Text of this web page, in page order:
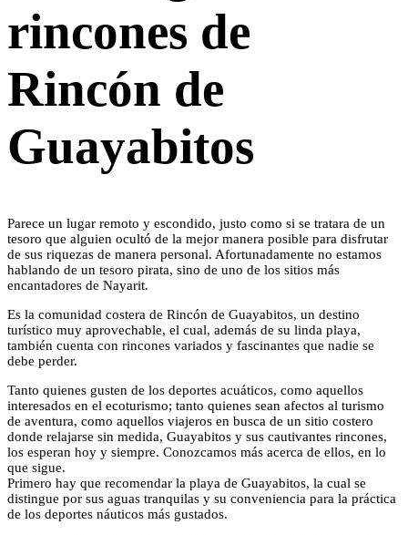
rincones de
Rincón de
Guayabitos
Parece un lugar remoto y escondido, justo como si se tratara de un
tesoro que alguien ocultó de la mejor manera posible para disfrutar
de sus riquezas de manera personal. Afortunadamente no estamos
hablando de un tesoro pirata, sino de uno de los sitios más
encantadores de Nayarit.
Es la comunidad costera de Rincón de Guayabitos, un destino
turístico muy aprovechable, el cual, además de su linda playa,
también cuenta con rincones variados y fascinantes que nadie se
debe perder.
Tanto quienes gusten de los deportes acuáticos, como aquellos
interesados en el ecoturismo; tanto quienes sean afectos al turismo
de aventura, como aquellos viajeros en busca de un sitio costero
donde relajarse sin medida, Guayabitos y sus cautivantes rincones,
los esperan hoy y siempre. Conozcamos más acerca de ellos, en lo
que sigue.
Primero hay que recomendar la playa de Guayabitos, la cual se
distingue por sus aguas tranquilas y su conveniencia para la práctica
de los deportes náuticos más gustados.